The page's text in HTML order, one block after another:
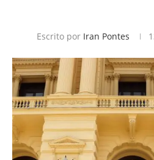
Escrito por Iran Pontes